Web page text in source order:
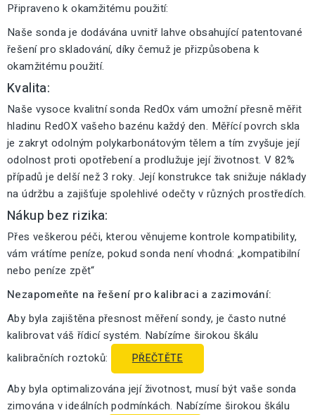
Připraveno k okamžitému použití:
Naše sonda je dodávána uvnitř lahve obsahující patentované
řešení pro skladování, díky čemuž je přizpůsobena k
okamžitému použití.
Kvalita:
Naše vysoce kvalitní sonda RedOx vám umožní přesně měřit
hladinu RedOX vašeho bazénu každý den. Měřící povrch skla
je zakryt odolným polykarbonátovým tělem a tím zvyšuje její
odolnost proti opotřebení a prodlužuje její životnost. V 82%
případů je delší než 3 roky. Její konstrukce tak snižuje náklady
na údržbu a zajišťuje spolehlivé odečty v různých prostředích.
Nákup bez rizika:
Přes veškerou péči, kterou věnujeme kontrole kompatibility,
vám vrátíme peníze, pokud sonda není vhodná: „kompatibilní
nebo peníze zpět“
Nezapomeňte na řešení pro kalibraci a zazimování:
Aby byla zajištěna přesnost měření sondy, je často nutné
kalibrovat váš řídicí systém. Nabízíme širokou škálu
kalibračních roztoků:
PŘEČTĚTE
Aby byla optimalizována její životnost, musí být vaše sonda
zimována v ideálních podmínkách. Nabízíme širokou škálu